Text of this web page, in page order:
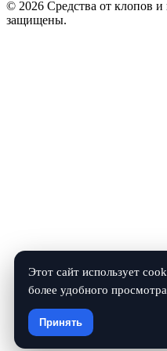
© 2026 Средства от клопов
защищены.
Этот сайт использует
более удобного
Принять